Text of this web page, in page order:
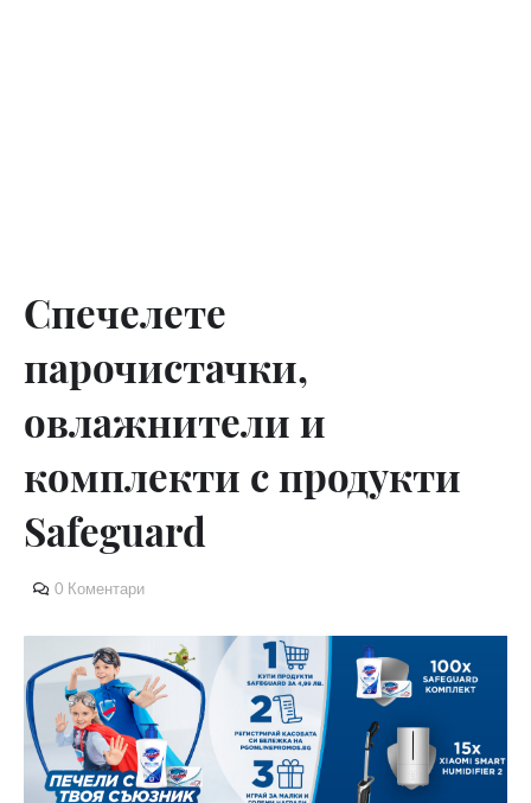
Спечелете
парочистачки,
овлажнители и
комплекти с продукти
Safeguard
0 Коментари